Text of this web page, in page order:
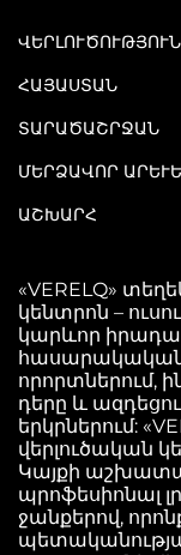
ՎԵՐԼՈՒԾՈՒԹՅՈՒՆ
ՀԱՅԱՍՏԱՆ
ՏԱՐԱԾԱՇՐՋԱՆ
ՄԵՐՁԱՎՈՐ
ԱՇԽԱՐՀ
«VERELQ»
կենտրոն –
կարևոր
որորտներում,
դերը և
երկրներում:
վերլուծական
Կայքի
պրոֆեսիոնալ
ջանքերով,